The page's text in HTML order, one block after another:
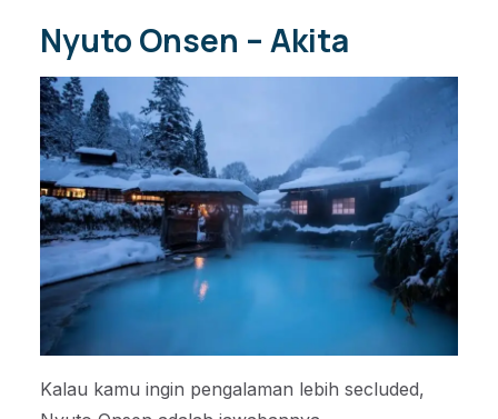
Nyuto Onsen – Akita
Kalau kamu ingin pengalaman lebih secluded,